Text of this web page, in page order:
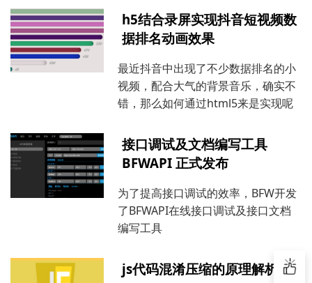
h5结合录屏实现抖音短视频数
据排名动画效果
最近抖音中出现了不少数据排名的小
视频，配合大气的背景音乐，确实不
错，那么如何通过html5来是实现呢
接口调试及文档编写工具
BFWAPI 正式发布
为了提高接口调试的效率，BFW开发
了BFWAPI在线接口调试及接口文档
编写工具
js代码混淆压缩的原理解析